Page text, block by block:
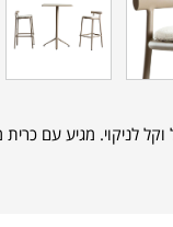
לניקוי. מגיע עם